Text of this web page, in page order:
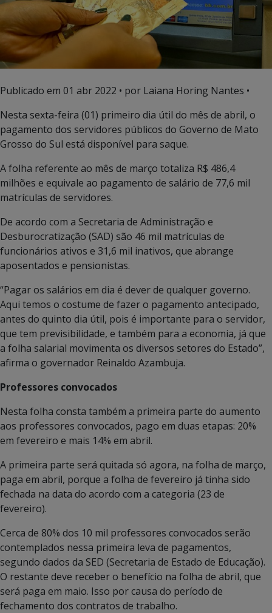
Publicado em 01 abr 2022 • por Laiana Horing Nantes •
Nesta sexta-feira (01) primeiro dia útil do mês de abril, o
pagamento dos servidores públicos do Governo de Mato
Grosso do Sul está disponível para saque.
A folha referente ao mês de março totaliza R$ 486,4
milhões e equivale ao pagamento de salário de 77,6 mil
matrículas de servidores.
De acordo com a Secretaria de Administração e
Desburocratização (SAD) são 46 mil matrículas de
funcionários ativos e 31,6 mil inativos, que abrange
aposentados e pensionistas.
“Pagar os salários em dia é dever de qualquer governo.
Aqui temos o costume de fazer o pagamento antecipado,
antes do quinto dia útil, pois é importante para o servidor,
que tem previsibilidade, e também para a economia, já que
a folha salarial movimenta os diversos setores do Estado”,
afirma o governador Reinaldo Azambuja.
Professores convocados
Nesta folha consta também a primeira parte do aumento
aos professores convocados, pago em duas etapas: 20%
em fevereiro e mais 14% em abril.
A primeira parte será quitada só agora, na folha de março,
paga em abril, porque a folha de fevereiro já tinha sido
fechada na data do acordo com a categoria (23 de
fevereiro).
Cerca de 80% dos 10 mil professores convocados serão
contemplados nessa primeira leva de pagamentos,
segundo dados da SED (Secretaria de Estado de Educação).
O restante deve receber o benefício na folha de abril, que
será paga em maio. Isso por causa do período de
fechamento dos contratos de trabalho.